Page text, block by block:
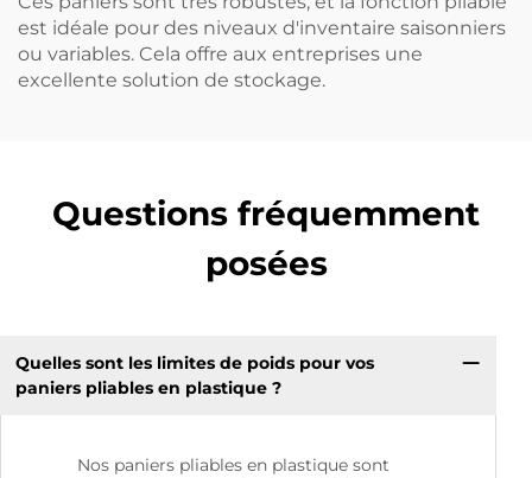
est idéale pour des niveaux d'inventaire saisonniers
ou variables. Cela offre aux entreprises une
excellente solution de stockage.
Questions fréquemment
posées
Quelles sont les limites de poids pour vos
paniers pliables en plastique ?
Nos paniers pliables en plastique sont